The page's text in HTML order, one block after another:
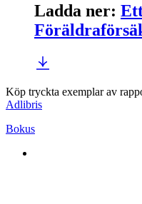
Ladda ner:
Köp tryckta exemplar av
Adlibris
Bokus